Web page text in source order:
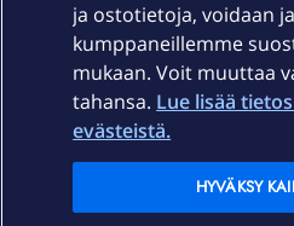
Ajankohtaista
Elisa Oyj
ja ostotietoja, voidaan
kumppaneillemme
mukaan. Voit muuttaa
tahansa. Lue lisää
evästeistä.
HYVÄKSY